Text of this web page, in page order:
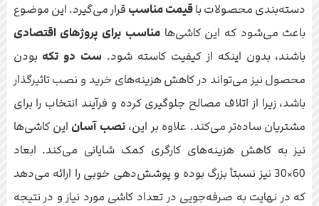
دسته‌بندی محصولات باقیمت مناسب قرار می‌گیرد. این موضوع
باعث می‌شود که این کاشی‌هامناسب برای پروژهای اقتصادی
باشند، بدون اینکه از کیفیت کاسته شود. ست دو تکه بودن
محصول نیز می‌تواند در کاهش هزینه‌های خرید و نصب تاثیرگذار
باشد، زیرا از اتلاف مصالح جلوگیری کرده و فرآیند انتخاب را برای
مشتریان ساده‌تر می‌کند. علاوه بر این،نصب آسان این کاشی‌ها
نیز به کاهش هزینه‌های کارگری کمک شایانی می‌کند. ابعاد
60×30 نیز نسبتاً بزرگ بوده و پوشش‌دهی خوبی را ارائه می‌دهد
که در نهایت به صرفه‌جویی در تعداد کاشی مورد نیاز و در نتیجه